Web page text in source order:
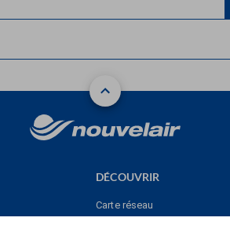
DÉCOUVRIR
Carte réseau